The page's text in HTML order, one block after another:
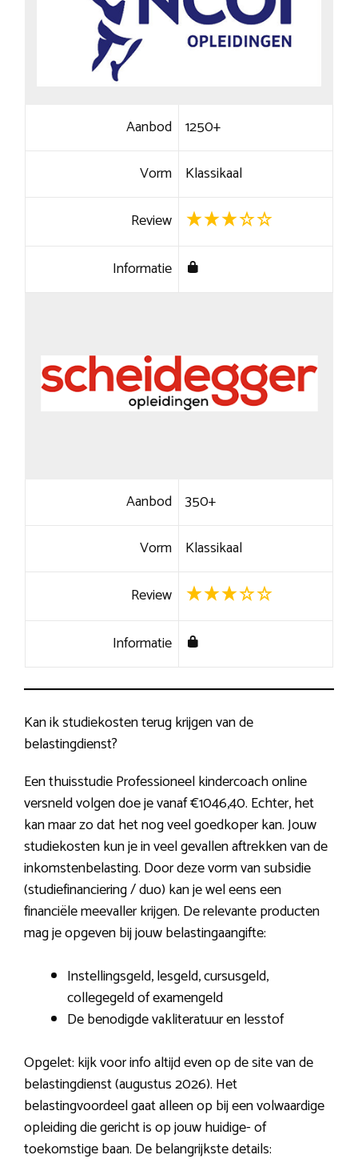
Aanbod 1250+
Vorm Klassikaal
Review
Informatie
Aanbod 350+
Vorm Klassikaal
Review
Informatie
Kan ik studiekosten terug krijgen van de
belastingdienst?
Een thuisstudie Professioneel kindercoach online
versneld volgen doe je vanaf €1046,40. Echter, het
kan maar zo dat het nog veel goedkoper kan. Jouw
studiekosten kun je in veel gevallen aftrekken van de
inkomstenbelasting. Door deze vorm van subsidie
(studiefinanciering / duo) kan je wel eens een
financiële meevaller krijgen. De relevante producten
mag je opgeven bij jouw belastingaangifte:
Instellingsgeld, lesgeld, cursusgeld,
collegegeld of examengeld
De benodigde vakliteratuur en lesstof
Opgelet: kijk voor info altijd even op de site van de
belastingdienst (augustus 2026). Het
belastingvoordeel gaat alleen op bij een volwaardige
opleiding die gericht is op jouw huidige- of
toekomstige baan. De belangrijkste details: